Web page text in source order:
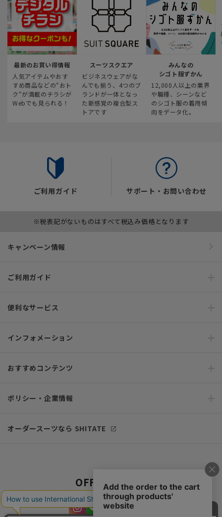
最新のお買い得情報
人気アイテムやおす
すめ商品などの“おト
ク“が満載のチラシが
Webでも見られる！
スーツスクエア
ビジネスウェアがな
んでも揃う、4つのブ
ランドが一体となっ
た新感覚の複合型ス
トアです
みんなの
シゴト服ずかん
12,000人以上の業界
や職種、シーンなど
のシゴト服の着用傾
向をデータ化。
ご利用ガイド サポート・お問い合わせ
※税表記がないものはすべて税込み価格となります
キャンペーン情報
ご利用ガイド
便利なサービス
インフォメーション
おすすめコンテンツ
ポリシー・企業情報
オーダースーツなら SHITATE
OFFICIAL SNS